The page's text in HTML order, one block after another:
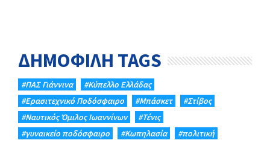
ΔΗΜΟΦΙΛΗ TAGS
#ΠΑΣ Γιάννινα
#Κύπελλο Ελλάδας
#Eρασιτεχνικό Ποδόσφαιρο
#Μπάσκετ
#Στίβος
#Ναυτικός Όμιλος Ιωαννίνων
#Τένις
#γυναικείο ποδόσφαιρο
#Κωπηλασία #πολιτική